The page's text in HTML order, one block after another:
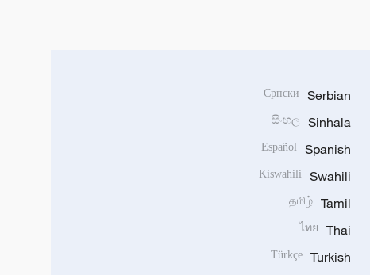
Serbian
Српски
Sinhala
සිංහල
Spanish
Español
Swahili
Kiswahili
Tamil
தமிழ்
Thai
ไทย
Turkish
Türkçe